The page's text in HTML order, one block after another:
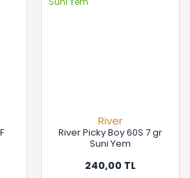
River
River Picky Boy 60S 7 gr
Suni Yem
240,00 TL